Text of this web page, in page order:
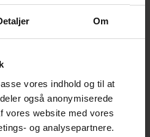
Om
vores indhold og til at
også anonymiserede
vores website med vores
og analysepartnere.